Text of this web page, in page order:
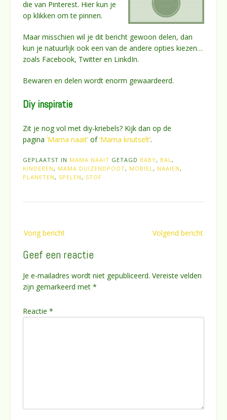
die van Pinterest. Hier kun je
op klikken om te pinnen.
Maar misschien wil je dit bericht gewoon delen, dan
kun je natuurlijk ook een van de andere opties kiezen…
zoals Facebook, Twitter en LinkdIn.
Bewaren en delen wordt enorm gewaardeerd.
Diy inspiratie
Zit je nog vol met diy-kriebels? Kijk dan op de
pagina ‘Mama naait’ of‘Mama knutselt’.
GEPLAATST IN MAMA NAAIT GETAGD BABY, BAL,
KINDEREN, MAMA DUIZENDPOOT, MOBIEL, NAAIEN,
PLANETEN, SPELEN, STOF
navigatie
Vorig bericht Volgend bericht
Geef een reactie
Je e-mailadres wordt niet gepubliceerd. Vereiste velden
zijn gemarkeerd met *
Reactie *